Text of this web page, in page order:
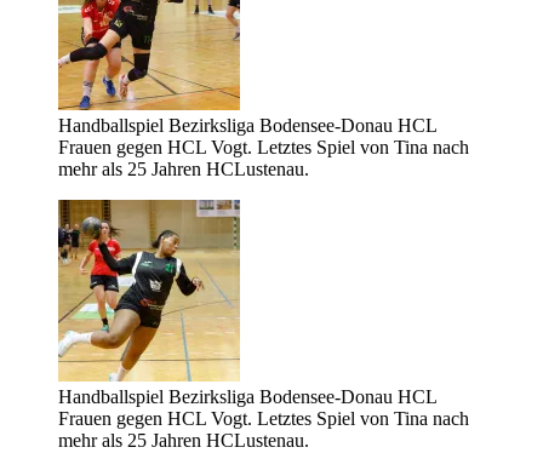
Handballspiel Bezirksliga Bodensee-Donau HCL
Frauen gegen HCL Vogt. Letztes Spiel von Tina nach
mehr als 25 Jahren HCLustenau.
Handballspiel Bezirksliga Bodensee-Donau HCL
Frauen gegen HCL Vogt. Letztes Spiel von Tina nach
mehr als 25 Jahren HCLustenau.